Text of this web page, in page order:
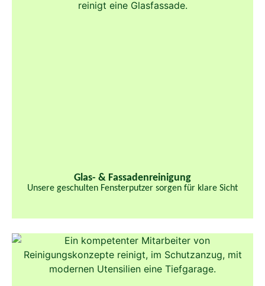
Glas- & Fassaden­reinigung​
Unsere geschulten Fensterputzer sorgen für klare Sicht